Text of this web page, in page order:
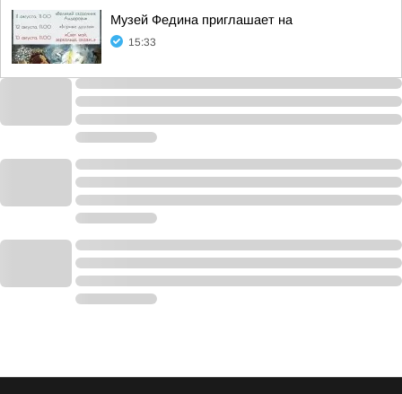
Музей Федина приглашает на
15:33